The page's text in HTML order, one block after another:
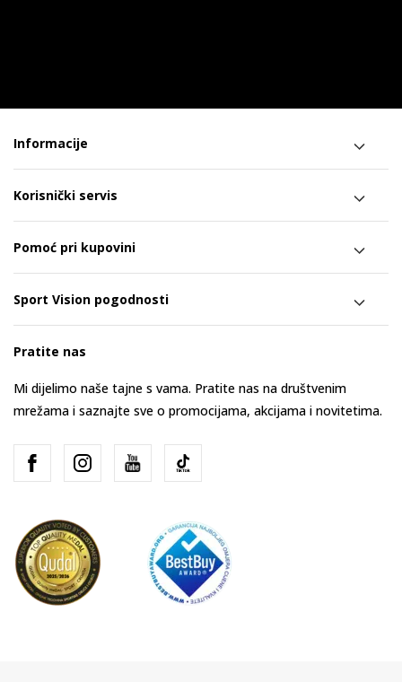
Informacije
Korisnički servis
Pomoć pri kupovini
Sport Vision pogodnosti
Pratite nas
Mi dijelimo naše tajne s vama. Pratite nas na društvenim
mrežama i saznajte sve o promocijama, akcijama i novitetima.